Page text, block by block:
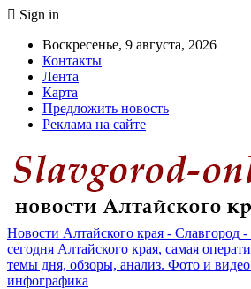
Sign in
Воскресенье, 9 августа, 2026
Контакты
Лента
Карта
Предложить новость
Реклама на сайте
Новости Алтайского края - Славгород
сегодня Алтайского края, самая
темы дня, обзоры, анализ. Фото и
инфографика